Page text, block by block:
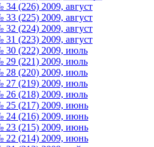
34 (226) 2009, август
33 (225) 2009, август
32 (224) 2009, август
31 (223) 2009, август
30 (222) 2009, июль
29 (221) 2009, июль
28 (220) 2009, июль
27 (219) 2009, июль
26 (218) 2009, июль
25 (217) 2009, июнь
24 (216) 2009, июнь
23 (215) 2009, июнь
22 (214) 2009, июнь